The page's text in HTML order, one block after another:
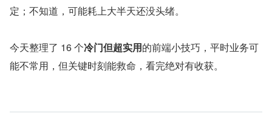
定；不知道，可能耗上大半天还没头绪。
今天整理了 16 个冷门但超实用的前端小技巧，平时业务可
能不常用，但关键时刻能救命，看完绝对有收获。